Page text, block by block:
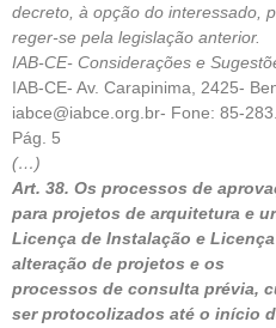
decreto, à opção do interessado,
reger-se pela legislação anterior.
IAB-CE- Considerações e
IAB-CE- Av. Carapinima, 2425-
iabce@iabce.org.br- Fone: 85-
Pág. 5
(…)
Art. 38. Os processos de
para projetos de arquitetura e
Licença de Instalação e
alteração de projetos e os
processos de consulta prévia,
ser protocolizados até o início